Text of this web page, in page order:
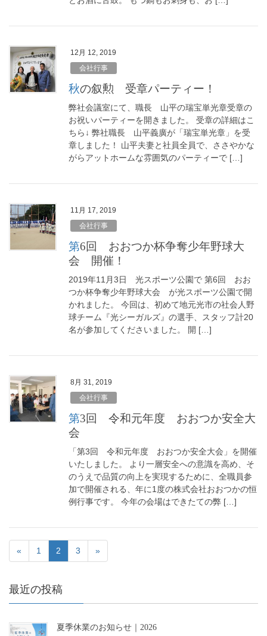
12月 12, 2019
会社行事
秋の叙勲 受章パーティー！
弊社会議室にて、職長 山平の瑞宝単光章受章の
お祝いパーティーを開きました。 受章の詳細はこ
ちら↓ 弊社職長 山平義廣が「瑞宝単光章」を受
章しました！ 山平夫妻と社員全員で、ささやかな
がらアットホームな雰囲気のパーティーで […]
11月 17, 2019
会社行事
第6回 おおつか杯争奪少年野球大
会 開催！
2019年11月3日 光スポーツ公園で 第6回 おお
つか杯争奪少年野球大会 が光スポーツ公園で開
かれました。 今回は、初めて地元光市の社会人野
球チーム『光シーガルズ』の選手、スタッフ計20
名が参加してくださいました。 開 […]
8月 31, 2019
会社行事
第3回 令和元年度 おおつか安全大
会
「第3回 令和元年度 おおつか安全大会」を開催
いたしました。 より一層安全への意識を高め、そ
のうえで品質の向上を実現するために、全職員参
加で開催される、年に1度の株式会社おおつかの恒
例行事です。 今年の会場はできたての弊 […]
« 1 2 3 »
最近の投稿
夏季休業のお知らせ｜2026